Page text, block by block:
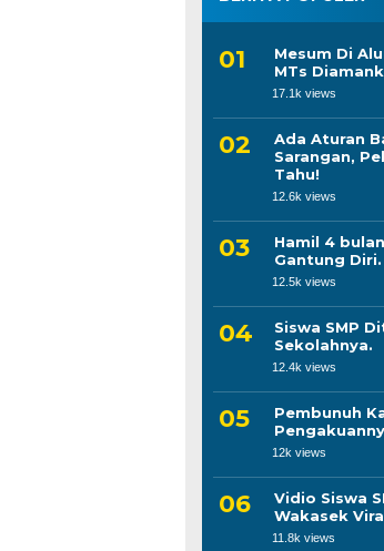
Mesum Di
MTs
17.1k views
Ada Aturan
Sarangan,
Tahu!
12.6k views
Hamil 4
Gantung Diri.
12.5k views
Siswa SMP
Sekolahnya.
12.4k views
Pembunuh
12k views
Vidio Siswa
Wakasek
11.8k views